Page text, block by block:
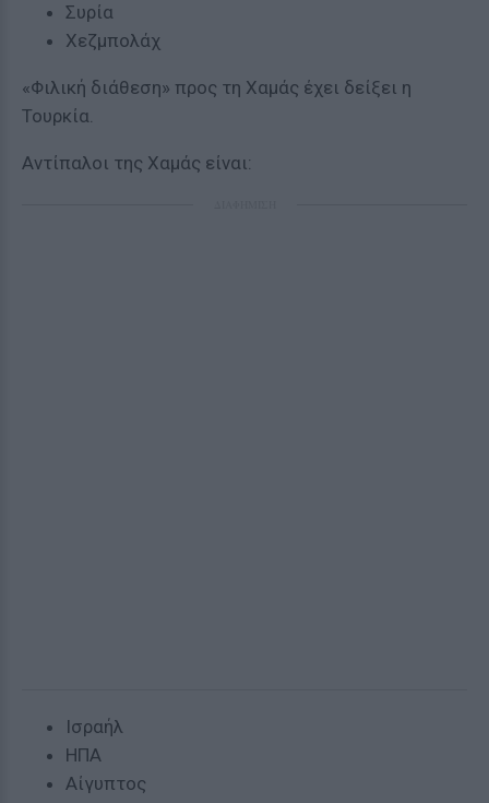
Συρία
Χεζμπολάχ
«Φιλική διάθεση» προς τη Χαμάς έχει δείξει η
Τουρκία.
Αντίπαλοι της Χαμάς είναι:
Ισραήλ
ΗΠΑ
Αίγυπτος